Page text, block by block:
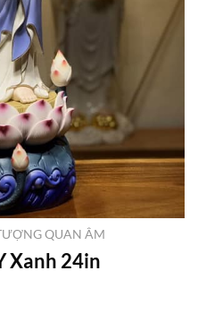
QUAN ÂM
Xanh 24in